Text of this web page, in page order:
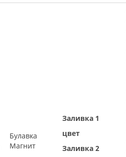
Булавка
Магнит
Заливка 1
цвет
Заливка 2